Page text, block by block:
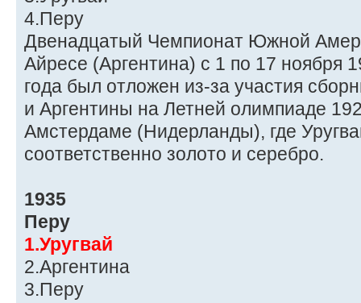
4.Перу
Двенадцатый Чемпионат Южной
Айресе (Аргентина) с 1 по 17 ноября
года был отложен из-за участия
и Аргентины на Летней олимпиаде
Амстердаме (Нидерланды), где
соответственно золото и серебро.
1935
Перу
1.Уругвай
2.Аргентина
3.Перу